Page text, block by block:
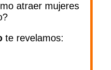
atraer mujeres
te revelamos: